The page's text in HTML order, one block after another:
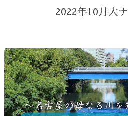
2022年10月大